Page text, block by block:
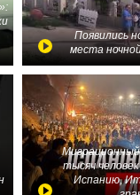
Появились
места
Миграционный
тысяч
Испанию,